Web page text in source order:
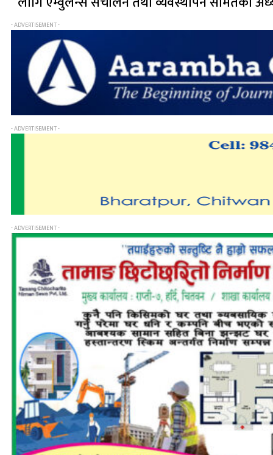
- ADVERTISEMENT -
- ADVERTISEMENT -
- ADVERTISEMENT -